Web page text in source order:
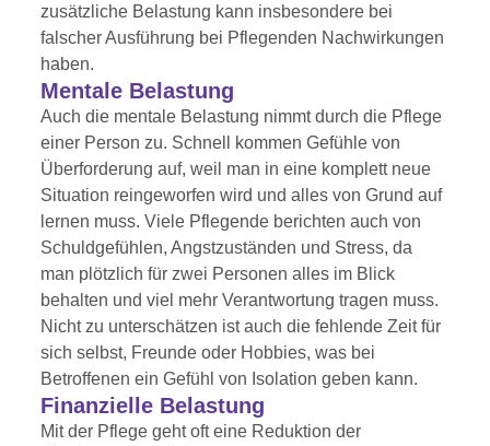
zusätzliche Belastung kann insbesondere bei
falscher Ausführung bei Pflegenden Nachwirkungen
haben.
Mentale Belastung
Auch die mentale Belastung nimmt durch die Pflege
einer Person zu. Schnell kommen Gefühle von
Überforderung auf, weil man in eine komplett neue
Situation reingeworfen wird und alles von Grund auf
lernen muss. Viele Pflegende berichten auch von
Schuldgefühlen, Angstzuständen und Stress, da
man plötzlich für zwei Personen alles im Blick
behalten und viel mehr Verantwortung tragen muss.
Nicht zu unterschätzen ist auch die fehlende Zeit für
sich selbst, Freunde oder Hobbies, was bei
Betroffenen ein Gefühl von Isolation geben kann.
Finanzielle Belastung
Mit der Pflege geht oft eine Reduktion der